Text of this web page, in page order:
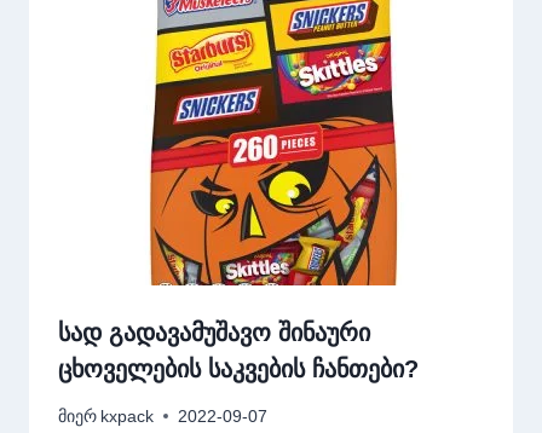
სად გადავამუშავო შინაური
ცხოველების საკვების ჩანთები?
მიერ kxpack 2022-09-07